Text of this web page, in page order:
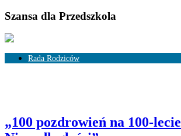
Szansa dla Przedszkola
Rada Rodziców
„100 pozdrowień na 100-lecie